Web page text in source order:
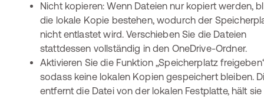
Nicht kopieren: Wenn Dateien nur kopiert werden,
die lokale Kopie bestehen, wodurch der
nicht entlastet wird. Verschieben Sie die Dateien
stattdessen vollständig in den OneDrive-Ordner.
Aktivieren Sie die Funktion „Speicherplatz
sodass keine lokalen Kopien gespeichert bleiben.
entfernt die Datei von der lokalen Festplatte, hält sie